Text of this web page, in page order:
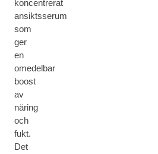
koncentrerat
ansiktsserum
som
ger
en
omedelbar
boost
av
näring
och
fukt.
Det